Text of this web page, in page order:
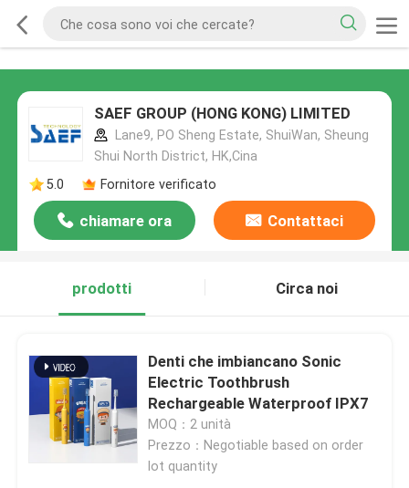
SAEF GROUP (HONG KONG) LIMITED
Lane9, PO Sheng Estate, ShuiWan, Sheung
Shui North District, HK,Cina
5.0
Fornitore verificato
chiamare ora Contattaci
prodotti Circa noi
Denti che imbiancano Sonic
Electric Toothbrush
Rechargeable Waterproof IPX7
MOQ：2 unità
Prezzo：Negotiable based on order
lot quantity